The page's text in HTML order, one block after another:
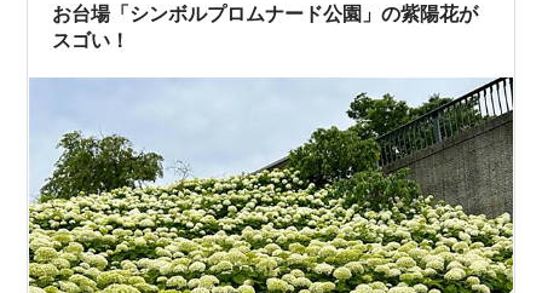
お台場「シンボルプロムナード公園」の紫陽花が
スゴい！